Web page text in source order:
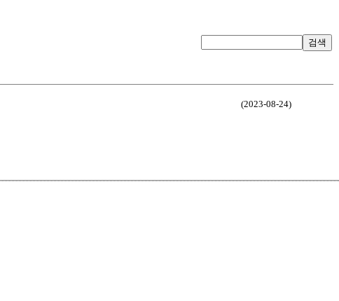
검색
(2023-08-24)